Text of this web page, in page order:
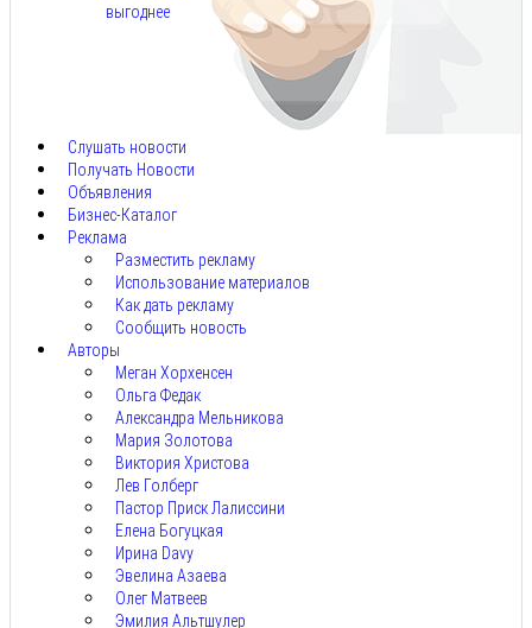
выгоднее
Слушать новости
Получать Новости
Объявления
Бизнес-Каталог
Реклама
Разместить рекламу
Использование материалов
Как дать рекламу
Сообщить новость
Авторы
Меган Хорхенсен
Ольга Федак
Александра Мельникова
Мария Золотова
Виктория Христова
Лев Голберг
Пастор Приск Лалиссини
Елена Богуцкая
Ирина Davy
Эвелина Азаева
Олег Матвеев
Эмилия Альтшулер